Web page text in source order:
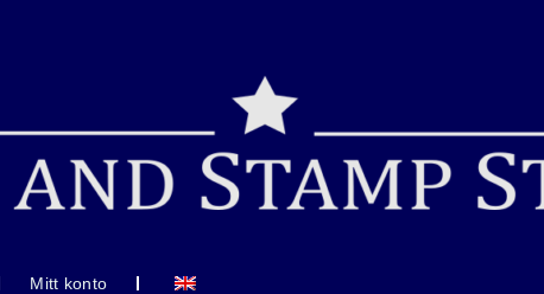
Mitt konto